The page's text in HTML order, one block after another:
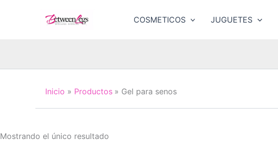
COSMETICOS JUGUETES
Inicio Productos Gel para senos
Mostrando el único resultado